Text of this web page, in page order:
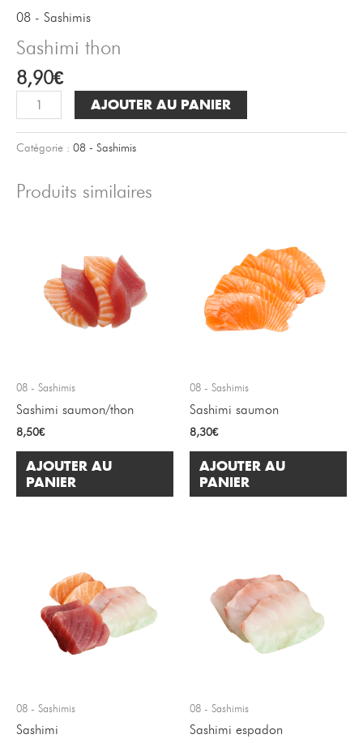
08 - Sashimis
Sashimi thon
8,90€
quantité
de
Sashimi
thon
AJOUTER AU PANIER
Catégorie : 08 - Sashimis
Produits similaires
08 - Sashimis
Sashimi saumon/thon
8,50€
AJOUTER AU
PANIER
08 - Sashimis
Sashimi saumon
8,30€
AJOUTER AU
PANIER
08 - Sashimis
Sashimi
08 - Sashimis
Sashimi espadon